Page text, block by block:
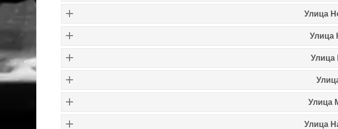
Улица
Улица
Улица
Улица
Улица